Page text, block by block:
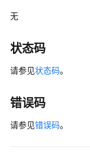
义
无
状态码
请参见状态码。
错误码
请参见错误码。